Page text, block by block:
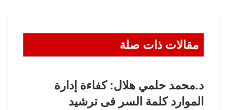
مقالات ذات صلة
د.محمد حلمي هلال:كفاءة إدارة
الموارد كلمة السر فى ترشيد